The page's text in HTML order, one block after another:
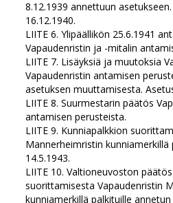
8.12.1939 annettuun
16.12.1940.
LIITE 6. Ylipäällikön 25.6.1941
Vapaudenristin ja -mitalin
LIITE 7. Lisäyksiä ja muutoksia
Vapaudenristin antamisen
asetuksen muuttamisesta.
LIITE 8. Suurmestarin päätös
antamisen perusteista.
LIITE 9. Kunniapalkkion
Mannerheimristin
14.5.1943.
LIITE 10. Valtioneuvoston
suorittamisesta Vapaudenristin
kunniamerkillä palkituille